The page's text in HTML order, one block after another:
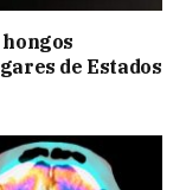
de Estados